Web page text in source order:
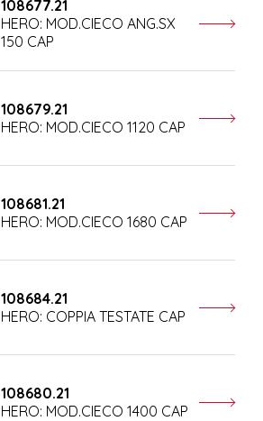
108677.21
HERO: MOD.CIECO ANG.SX
150 CAP
108679.21
HERO: MOD.CIECO 1120 CAP
108681.21
HERO: MOD.CIECO 1680 CAP
108684.21
HERO: COPPIA TESTATE CAP
108680.21
HERO: MOD.CIECO 1400 CAP